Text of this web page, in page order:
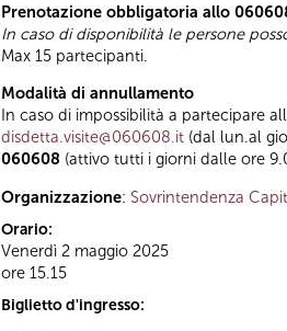
Prenotazione obbligatoria allo
In caso di disponibilità le persone
Max 15 partecipanti.
Modalità di annullamento
In caso di impossibilità a partecipare
disdetta.visite@060608.it (dal lun.al
060608 (attivo tutti i giorni dalle ore
Organizzazione: Sovrintendenza
Orario:
Venerdì 2 maggio 2025
ore 15.15
Biglietto d'ingresso: